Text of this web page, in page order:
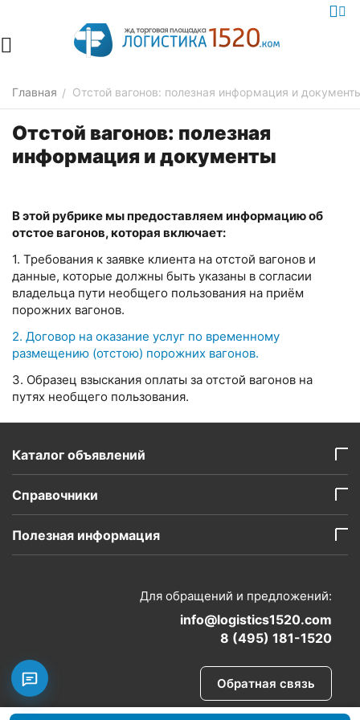
Главная / Отстой вагонов: полезная информация и
Отстой вагонов: полезная
информация и документы
В этой рубрике мы предоставляем информацию об
отстое вагонов, которая включает:
1. Требования к заявке клиента на отстой вагонов и
данные, которые должны быть указаны в согласии
владельца пути необщего пользования на приём
порожних вагонов.
2. Договор на оказание услуг по временному
размещению (отстою) порожних вагонов.
3. Образец взыскания оплаты за отстой вагонов на
путях необщего пользования.
Каталог объявлений
Справочники
Полезная информация
Для обращений и предложений:
info@logistics1520.com
8 (495) 181-1520
Обратная связь